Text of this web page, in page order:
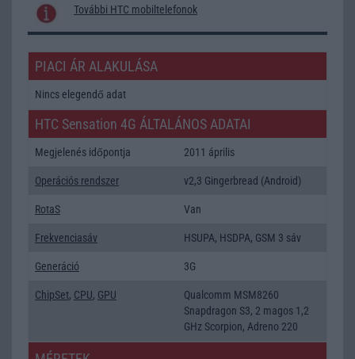
További HTC mobiltelefonok
PIACI ÁR ALAKULÁSA
Nincs elegendő adat
HTC Sensation 4G ÁLTALÁNOS ADATAI
Megjelenés időpontja 2011 április
Operációs rendszer v2,3 Gingerbread (Android)
RotaS Van
Frekvenciasáv HSUPA, HSDPA, GSM 3 sáv
Generáció 3G
ChipSet, CPU, GPU
Qualcomm MSM8260
Snapdragon S3, 2 magos 1,2
GHz Scorpion, Adreno 220